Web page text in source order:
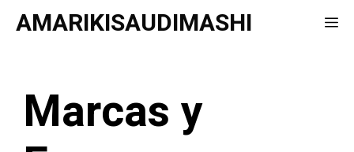
Saltar
AMARIKISAUDIMASHI
Marcas y